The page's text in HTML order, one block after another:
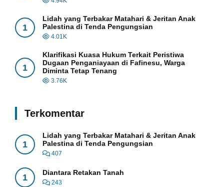
1
Lidah yang Terbakar Matahari & Jeritan Anak
Palestina di Tenda Pengungsian
4.01K
1
Klarifikasi Kuasa Hukum Terkait Peristiwa
Dugaan Penganiayaan di Fafinesu, Warga
Diminta Tetap Tenang
3.76K
Terkomentar
1
Lidah yang Terbakar Matahari & Jeritan Anak
Palestina di Tenda Pengungsian
407
1 Diantara Retakan Tanah
243